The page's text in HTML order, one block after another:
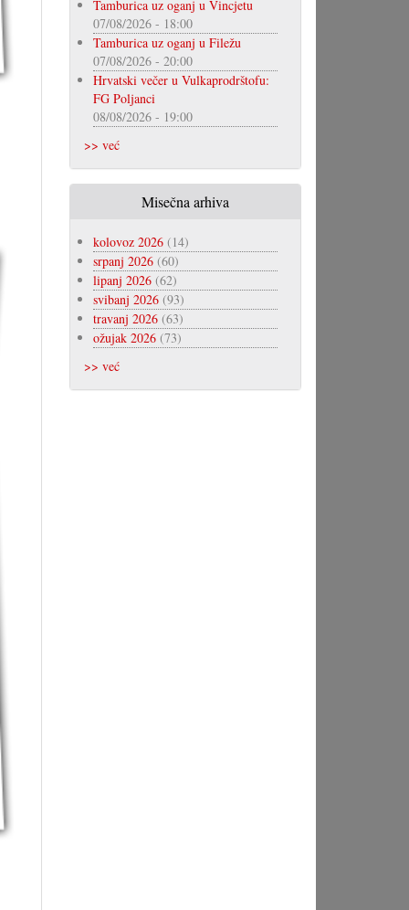
Tamburica uz oganj u Vincjetu
07/08/2026 - 18:00
Tamburica uz oganj u Filežu
07/08/2026 - 20:00
Hrvatski večer u Vulkaprodrštofu:
FG Poljanci
08/08/2026 - 19:00
>> već
Misečna arhiva
kolovoz 2026(14)
srpanj 2026(60)
lipanj 2026(62)
svibanj 2026(93)
travanj 2026(63)
ožujak 2026(73)
>> već